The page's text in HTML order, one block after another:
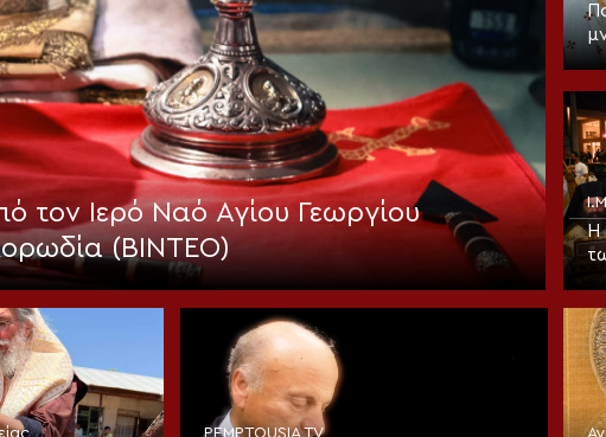
τον Ιερό Ναό Αγίου Γεωργίου
(ΒΙΝΤΕΟ)
Η
PEMPTOUSIA TV